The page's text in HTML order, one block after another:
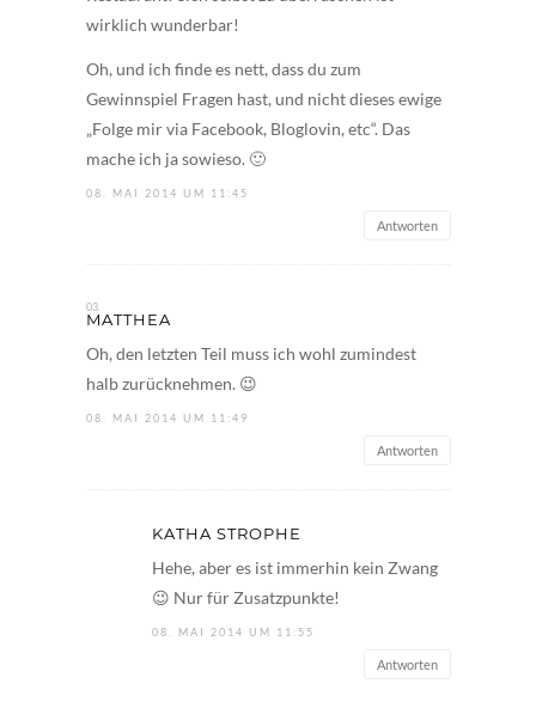
wirklich wunderbar!
Oh, und ich finde es nett, dass du zum
Gewinnspiel Fragen hast, und nicht dieses ewige
„Folge mir via Facebook, Bloglovin, etc“. Das
mache ich ja sowieso. 🙂
08. MAI 2014 UM 11:45
Antworten
MATTHEA
Oh, den letzten Teil muss ich wohl zumindest
halb zurücknehmen. 😉
08. MAI 2014 UM 11:49
Antworten
KATHA STROPHE
Hehe, aber es ist immerhin kein Zwang
😉 Nur für Zusatzpunkte!
08. MAI 2014 UM 11:55
Antworten